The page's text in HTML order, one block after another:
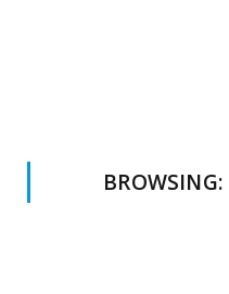
BROWSING: